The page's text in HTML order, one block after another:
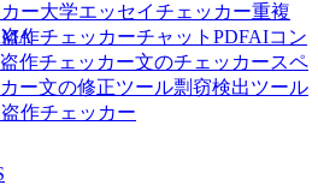
ー大学エッセイチェッカー重複
作チェッカーチャットPDFAIコン
盗作チェッカー文のチェッカースペ
ー文の修正ツール剽窃検出ツール
盗作チェッカー